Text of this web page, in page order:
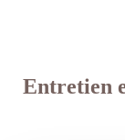
Entretien